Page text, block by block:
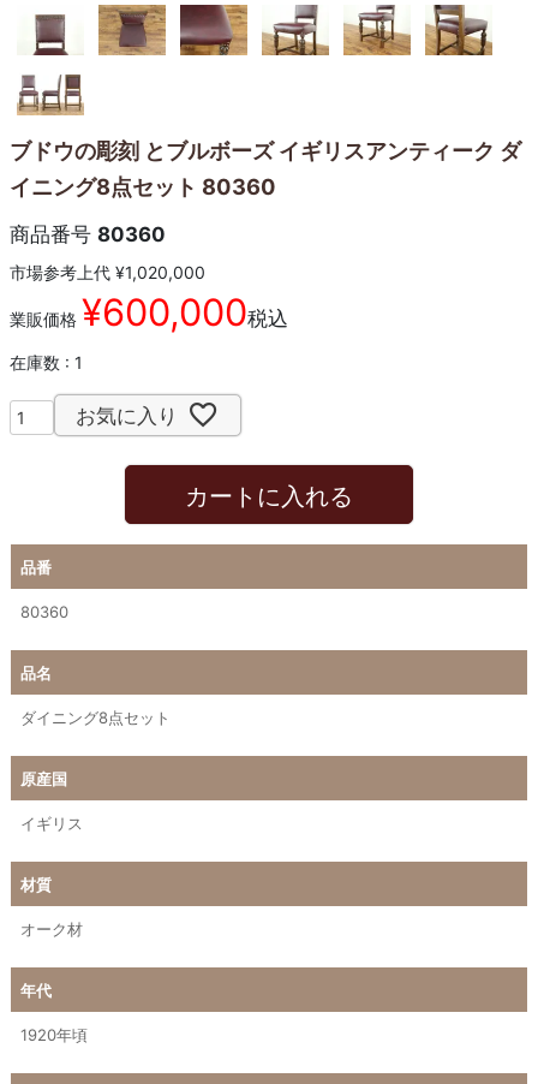
ブドウの彫刻 とブルボーズ イギリスアンティーク ダ
イニング8点セット 80360
商品番号 80360
市場参考上代 ¥1,020,000
業販価格 ¥600,000税込
在庫数 1
お気に入り
カートに入れる
品番
80360
品名
ダイニング8点セット
原産国
イギリス
材質
オーク材
年代
1920年頃